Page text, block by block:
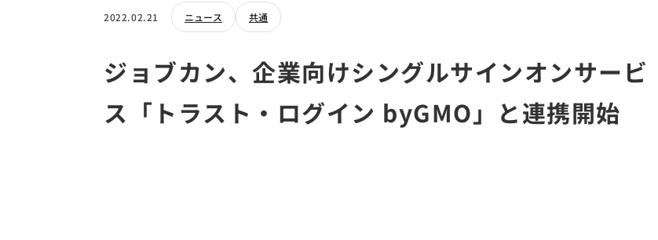
2022.02.21 ニュース 共通
ジョブカン、企業向けシングルサインオンサービ
ス「トラスト・ログイン byGMO」と連携開始